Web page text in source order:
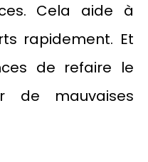
Cela aide à
rapidement. Et
de refaire le
de mauvaises